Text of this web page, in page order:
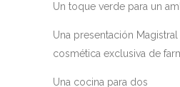
Un toque verde para un
Una presentación
cosmética exclusiva de
Una cocina para dos